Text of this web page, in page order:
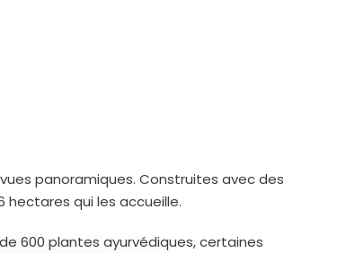
panoramiques. Construites avec des
hectares qui les accueille.
600 plantes ayurvédiques, certaines